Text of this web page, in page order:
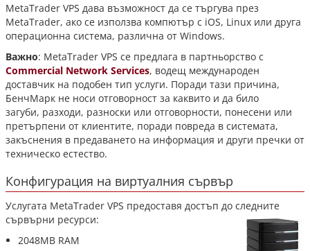
MetaTrader VPS дава възможност да се търгува през
MetaTrader, ако се използва компютър с iOS, Linux или друга
операционна система, различна от Windows.
Важно: MetaTrader VPS се предлага в партньорство с
Commercial Network Services, водещ международен
доставчик на подобен тип услуги. Поради тази причина,
БенчМарк не носи отговорност за каквито и да било
загуби, разходи, разноски или отговорности, понесени или
претърпени от клиентите, поради повреда в системата,
закъснения в предаването на информация и други пречки от
техническо естество.
Конфигурация на виртуалния сървър
Услугата MetaTrader VPS предоставя достъп до следните
сървърни ресурси:
2048MB RAM